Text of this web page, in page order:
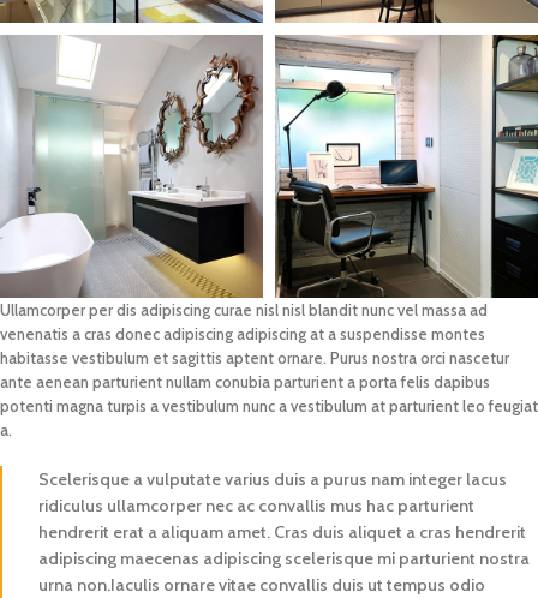
Ullamcorper per dis adipiscing curae nisl nisl blandit nunc vel massa ad
venenatis a cras donec adipiscing adipiscing at a suspendisse montes
habitasse vestibulum et sagittis aptent ornare. Purus nostra orci nascetur
ante aenean parturient nullam conubia parturient a porta felis dapibus
potenti magna turpis a vestibulum nunc a vestibulum at parturient leo feugiat
a.
Scelerisque a vulputate varius duis a purus nam integer lacus
ridiculus ullamcorper nec ac convallis mus hac parturient
hendrerit erat a aliquam amet. Cras duis aliquet a cras hendrerit
adipiscing maecenas adipiscing scelerisque mi parturient nostra
urna non.Iaculis ornare vitae convallis duis ut tempus odio